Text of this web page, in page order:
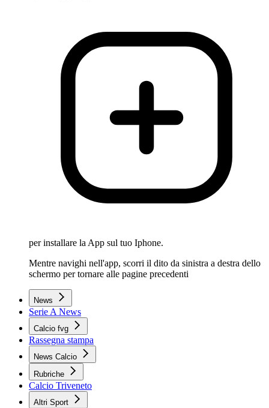
per installare la App sul tuo Iphone.
Mentre navighi nell'app, scorri il dito da sinistra a destra dello
schermo per tornare alle pagine precedenti
News
Serie A News
Calcio fvg
Rassegna stampa
News Calcio
Rubriche
Calcio Triveneto
Altri Sport